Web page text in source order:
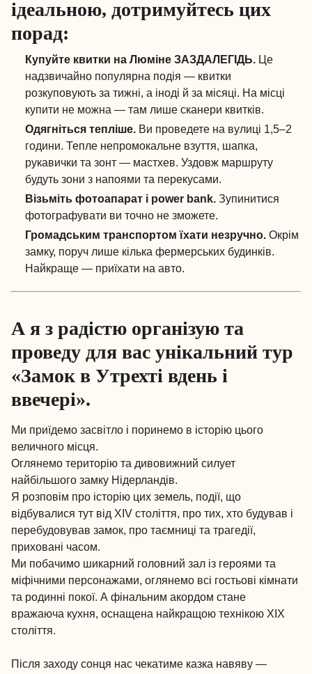
ідеальною, дотримуйтесь цих
порад:
Купуйте квитки на Люміне ЗАЗДАЛЕГІДЬ. Це
надзвичайно популярна подія — квитки
розкуповують за тижні, а іноді й за місяці. На місці
купити не можна — там лише сканери квитків.
Одягніться тепліше. Ви проведете на вулиці 1,5–2
години. Тепле непромокальне взуття, шапка,
рукавички та зонт — мастхев. Уздовж маршруту
будуть зони з напоями та перекусами.
Візьміть фотоапарат і power bank. Зупинитися
фотографувати ви точно не зможете.
Громадським транспортом їхати незручно. Окрім
замку, поруч лише кілька фермерських будинків.
Найкраще — приїхати на авто.
А я з радістю організую та
проведу для вас унікальний тур
«Замок в Утрехті вдень і
ввечері».
Ми приїдемо засвітло і поринемо в історію цього
величного місця.
Оглянемо територію та дивовижний силует
найбільшого замку Нідерландів.
Я розповім про історію цих земель, події, що
відбувалися тут від XIV століття, про тих, хто будував і
перебудовував замок, про таємниці та трагедії,
приховані часом.
Ми побачимо шикарний головний зал із героями та
міфічними персонажами, оглянемо всі гостьові кімнати
та родинні покої. А фінальним акордом стане
вражаюча кухня, оснащена найкращою технікою XIX
століття.
Після заходу сонця нас чекатиме казка навяву —